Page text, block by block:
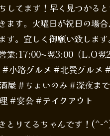
てます！早く見つかる
ます。火曜日が祝日の場
す。宜しく御願い致しま
:17:00〜翌3:00（L.O翌
小路グルメ #北巽グルメ
屋 #ちょいのみ #深夜ま
#宴会 #テイクアウト
とりてるちゃんです！